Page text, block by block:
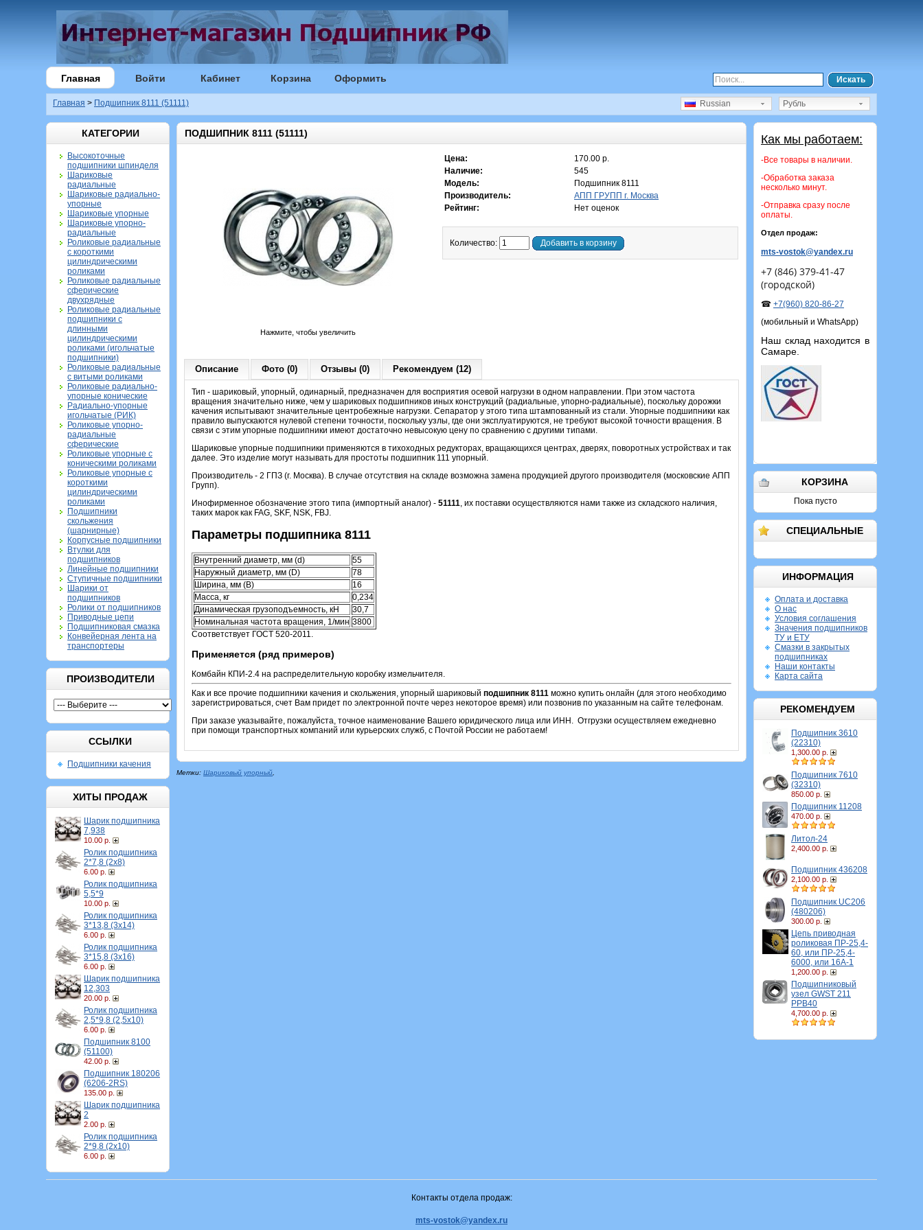
Главная Войти Кабинет Корзина Оформить Искать
Главная > Подшипник 8111 (51111) Рубль
Russian
КАТЕГОРИИ
Высокоточные
подшипники шпинделя
Шариковые
радиальные
Шариковые радиально-
упорные
Шариковые упорные
Шариковые упорно-
радиальные
Роликовые радиальные
с короткими
цилиндрическими
роликами
Роликовые радиальные
сферические
двухрядные
Роликовые радиальные
подшипники с
длинными
цилиндрическими
роликами (игольчатые
подшипники)
Роликовые радиальные
с витыми роликами
Роликовые радиально-
упорные конические
Радиально-упорные
игольчатые (РИК)
Роликовые упорно-
радиальные
сферические
Роликовые упорные с
коническими роликами
Роликовые упорные с
короткими
цилиндрическими
роликами
Подшипники
скольжения
(шарнирные)
Корпусные подшипники
Втулки для
подшипников
Линейные подшипники
Ступичные подшипники
Шарики от
подшипников
Ролики от подшипников
Приводные цепи
Подшипниковая смазка
Конвейерная лента на
транспортеры
ПРОИЗВОДИТЕЛИ
ССЫЛКИ
Подшипники качения
ХИТЫ ПРОДАЖ
Шарик подшипника
7,938
10.00 р.
Ролик подшипника
2*7,8 (2х8)
6.00 р.
Ролик подшипника
5,5*9
10.00 р.
Ролик подшипника
3*13,8 (3х14)
6.00 р.
Ролик подшипника
3*15,8 (3х16)
6.00 р.
Шарик подшипника
12,303
20.00 р.
Ролик подшипника
2,5*9,8 (2,5х10)
6.00 р.
Подшипник 8100
(51100)
42.00 р.
Подшипник 180206
(6206-2RS)
135.00 р.
Шарик подшипника
2
2.00 р.
Ролик подшипника
2*9,8 (2х10)
6.00 р.
Как мы работаем:
-Все товары в наличии.
-Обработка заказа
несколько минут.
-Отправка сразу после
оплаты.
Отдел продаж:
mts-vostok@yandex.ru
+7 (846) 379-41-47
(городской)
☎ +7(960) 820-86-27
(мобильный и WhatsApp)
Наш склад находится в
Самаре.
КОРЗИНА
Пока пусто
СПЕЦИАЛЬНЫЕ
ИНФОРМАЦИЯ
Оплата и доставка
О нас
Условия соглашения
Значения подшипников
ТУ и ЕТУ
Смазки в закрытых
подшипниках
Наши контакты
Карта сайта
РЕКОМЕНДУЕМ
Подшипник 3610
(22310)
1,300.00 р.
Подшипник 7610
(32310)
850.00 р.
Подшипник 11208
470.00 р.
Литол-24
2,400.00 р.
Подшипник 436208
2,100.00 р.
Подшипник UC206
(480206)
300.00 р.
Цепь приводная
роликовая ПР-25,4-
60, или ПР-25,4-
6000, или 16A-1
1,200.00 р.
Подшипниковый
узел GWST 211
PPB40
4,700.00 р.
ПОДШИПНИК 8111 (51111)
Нажмите, чтобы увеличить
Цена:
170.00 р.
Наличие:
545
Модель:
Подшипник 8111
Производитель:
АПП ГРУПП г. Москва
Рейтинг:
Нет оценок
Количество: Добавить в корзину
Описание Фото (0) Отзывы (0) Рекомендуем (12)
Тип - шариковый, упорный, одинарный, предназначен для восприятия осевой нагрузки в одном направлении. При этом частота
вращения значительно ниже, чем у шариковых подшипников иных конструкций (радиальные, упорно-радиальные), поскольку дорожки
качения испытывают значительные центробежные нагрузки. Сепаратор у этого типа штампованный из стали. Упорные подшипники как
правило выпускаются нулевой степени точности, поскольку узлы, где они эксплуатируются, не требуют высокой точности вращения. В
связи с этим упорные подшипники имеют достаточно невысокую цену по сравнению с другими типами.
Шариковые упорные подшипники применяются в тихоходных редукторах, вращающихся центрах, дверях, поворотных устройствах и так
далее. Это изделие могут называть для простоты подшипник 111 упорный.
Производитель - 2 ГПЗ (г. Москва). В случае отсутствия на складе возможна замена продукцией другого производителя (московские АПП
Групп).
Инофирменное обозначение этого типа (импортный аналог) - 51111, их поставки осуществляются нами также из складского наличия,
таких марок как FAG, SKF, NSK, FBJ.
Параметры подшипника 8111
Внутренний диаметр, мм (d)
55
Наружный диаметр, мм (D)
78
Ширина, мм (B)
16
Масса, кг
0,234
Динамическая грузоподъемность, кН
30,7
Номинальная частота вращения, 1/мин 3800
Соответствует ГОСТ 520-2011.
Применяется (ряд примеров)
Комбайн КПИ-2.4 на распределительную коробку измельчителя.
Как и все прочие подшипники качения и скольжения, упорный шариковый подшипник 8111 можно купить онлайн (для этого необходимо
зарегистрироваться, счет Вам придет по электронной почте через некоторое время) или позвонив по указанным на сайте телефонам.
При заказе указывайте, пожалуйста, точное наименование Вашего юридического лица или ИНН. Отгрузки осуществляем ежедневно
при помощи транспортных компаний или курьерских служб, с Почтой России не работаем!
Метки: Шариковый упорный
Контакты отдела продаж:
mts-vostok@yandex.ru